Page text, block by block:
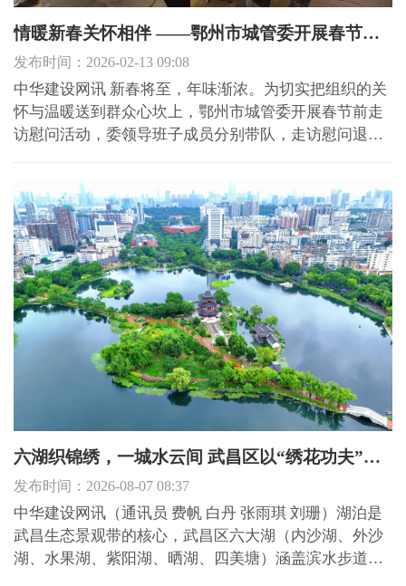
情暖新春关怀相伴 ——鄂州市城管委开展春节前走访慰问活动
发布时间：2026-02-13 09:08
中华建设网讯 新春将至，年味渐浓。为切实把组织的关
怀与温暖送到群众心坎上，鄂州市城管委开展春节前走
访慰问活动，委领导班子成员分别带队，走访慰问退休
新春祝福，致以节日的亲切问候。 2月10日上午，委党
组成员、副主任郭兵同志带队前往退休老干部家中及飞
鹅社区，...
六湖织锦绣，一城水云间 武昌区以“绣花功夫”精绘滨水宜居新画卷
发布时间：2026-08-07 08:37
中华建设网讯（通讯员 费帆 白丹 张雨琪 刘珊）湖泊是
武昌生态景观带的核心，武昌区六大湖（内沙湖、外沙
湖、水果湖、紫阳湖、晒湖、四美塘）涵盖滨水步道、